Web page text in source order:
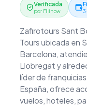
Verificada
por Fliinow
Zafirotours Sant
Tours ubicada en
Barcelona,
Llobregat y
líder de
España, ofrece
vuelos, hoteles,